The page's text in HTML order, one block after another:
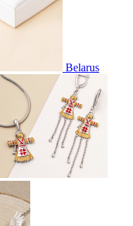
Belarus